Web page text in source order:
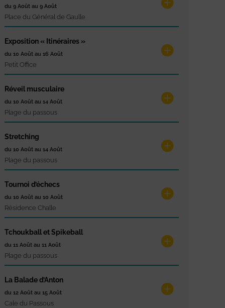
du 9 Août au 9 Août
Place du Général de Gaulle
Exposition « Itinéraires »
du 10 Août au 16 Août
Petit Office
Réveil musculaire
du 10 Août au 14 Août
Plage du passous
Stretching
du 10 Août au 14 Août
Plage du passous
Tournoi d’échecs
du 10 Août au 10 Août
Résidence Challe
Tchoukball et Spikeball
du 11 Août au 11 Août
Plage du passous
La Balade d’Anton
du 12 Août au 15 Août
Cale du Passous